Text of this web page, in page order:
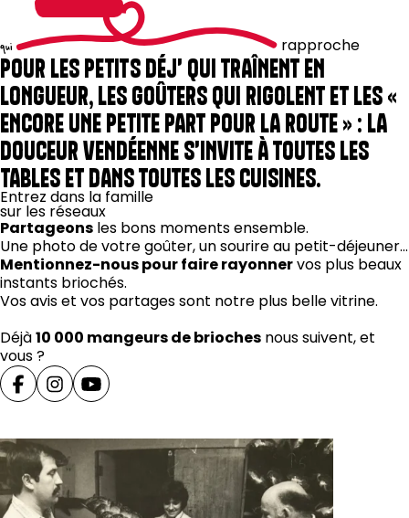
qui rapproche
POUR LES PETITS DÉJ' QUI TRAÎNENT EN
LONGUEUR, LES GOÛTERS QUI RIGOLENT ET LES «
ENCORE UNE PETITE PART POUR LA ROUTE » : LA
DOUCEUR VENDÉENNE S'INVITE À TOUTES LES
TABLES ET DANS TOUTES LES CUISINES.
Entrez dans la famille
sur les réseaux
Partageons les bons moments ensemble.
Une photo de votre goûter, un sourire au petit-déjeuner…
Mentionnez-nous pour faire rayonnervos plus beaux
instants briochés.
Vos avis et vos partages sont notre plus belle vitrine.
Déjà10 000 mangeurs de brioches nous suivent, et
vous ?